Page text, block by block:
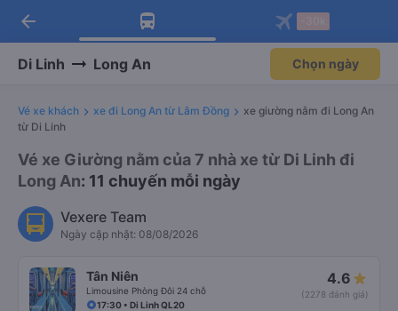
Tải app Vexere ngay!
Nhận ưu đãi thành viên độc
Mở app
Tải app Vexere
-30k/ghế khi đặt vé máy bay qua
Mở app
arrow_back
Di Linh Long An Chọn ngày
Vé xe khách xe đi Long An từ Lâm Đồng
xe giường nằm đi Long An
từ Di Linh
Vé xe Giường nằm của 7 nhà xe từ Di Linh đi
Long An: 11 chuyến mỗi ngày
Vexere Team
Ngày cập nhật: 08/08/2026
Tân Niên
Limousine Phòng Đôi 24 chỗ
4.6
(2278 đánh giá)
17:30 • Di Linh QL20